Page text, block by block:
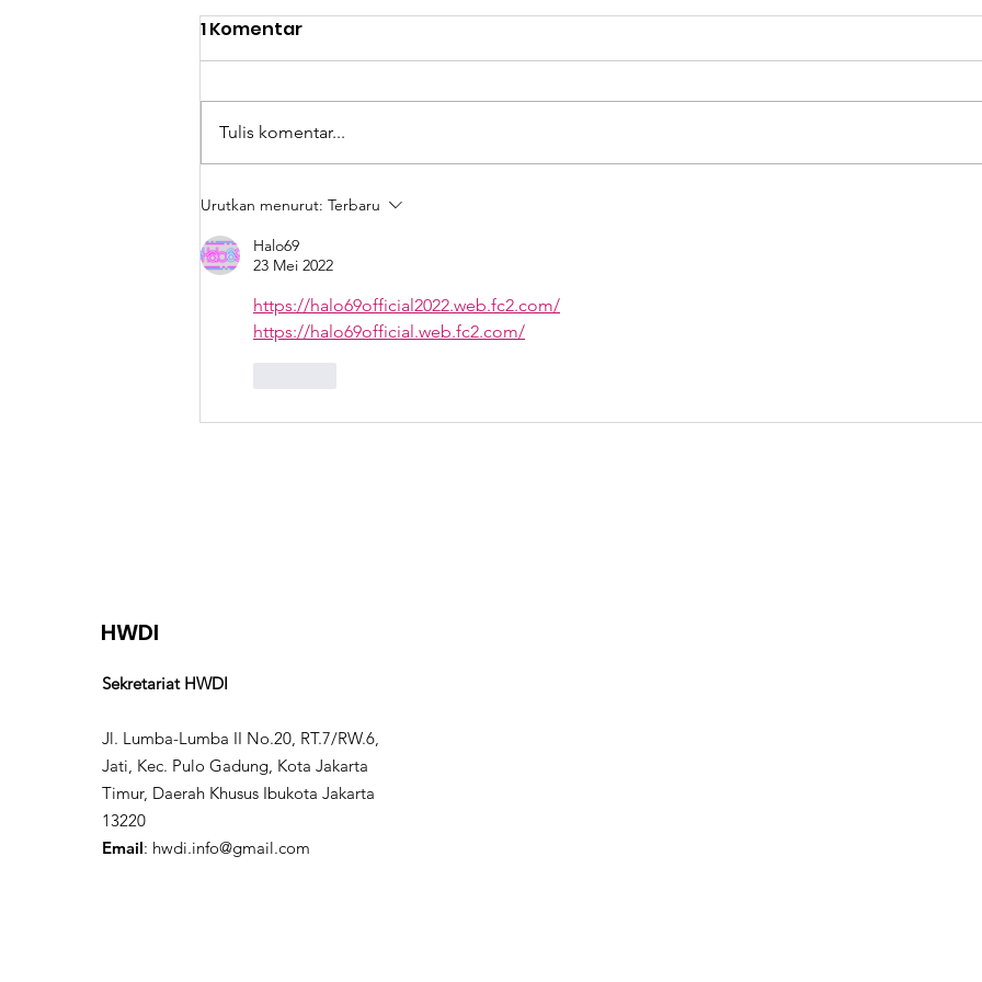
HWDI Apresiasi
Kolaborasi Klamby
dalam Seuntai Isyarat
Internasional 2025
1 Komentar
Tulis komentar...
Urutkan menurut: Terbaru
Halo69
23 Mei 2022
https://halo69official2022.web.fc2.com/
https://halo69official.web.fc2.com/
HWDI
Sekretariat HWDI
Jl. Lumba-Lumba II No.20, RT.7/RW.6,
Jati, Kec. Pulo Gadung, Kota Jakarta
Timur, Daerah Khusus Ibukota Jakarta
13220
Email: hwdi.info@gmail.com